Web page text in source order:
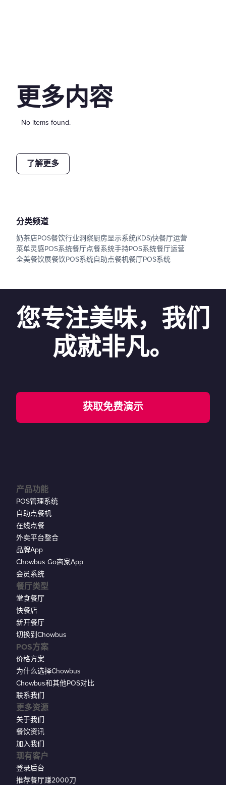
更多内容
No items found.
了解更多
分类频道
奶茶店POS餐饮行业洞察厨房显示系统(KDS)快餐厅运营
菜单灵感POS系统餐厅点餐系统手持POS系统餐厅运营
全美餐饮展餐饮POS系统自助点餐机餐厅POS系统
您专注美味，我们
成就非凡。
获取免费演示
现有客户
登录后台
推荐餐厅赚2000刀
产品功能
POS管理系统
自助点餐机
在线点餐
外卖平台整合
品牌App
Chowbus Go商家App
会员系统
餐厅类型
堂食餐厅
快餐店
新开餐厅
切换到Chowbus
POS方案
价格方案
为什么选择Chowbus
Chowbus和其他POS对比
联系我们
更多资源
关于我们
餐饮资讯
加入我们